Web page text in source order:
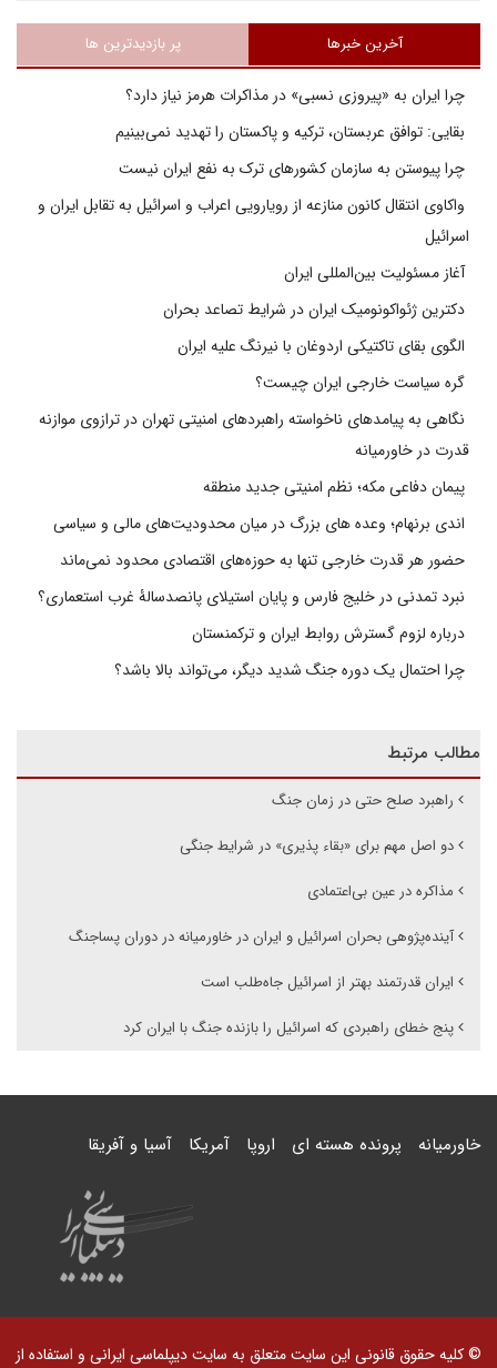
آخرین خبرها پر بازدیدترین ها
چرا ایران به «پیروزی نسبی» در مذاکرات هرمز نیاز دارد؟
بقایی: توافق عربستان، ترکیه و پاکستان را تهدید نمی‌بینیم
چرا پیوستن به سازمان کشورهای ترک به نفع ایران نیست
واکاوی انتقال کانون منازعه از رویارویی اعراب و اسرائیل به تقابل ایران و
اسرائیل
آغاز مسئولیت بین‌المللی ایران
دکترین ژئواکونومیک ایران در شرایط تصاعد بحران
الگوی بقای تاکتیکی اردوغان با نیرنگ علیه ایران
گره سیاست خارجی ایران چیست؟
نگاهی به پیامدهای ناخواسته راهبردهای امنیتی تهران در ترازوی موازنه
قدرت در خاورمیانه
پیمان دفاعی مکه؛ نظم امنیتی جدید منطقه
اندی برنهام؛ وعده های بزرگ در میان محدودیت‌های مالی و سیاسی
حضور هر قدرت خارجی تنها به حوزه‌های اقتصادی محدود نمی‌ماند
نبرد تمدنی در خلیج فارس و پایان استیلای پانصدسالۀ غرب استعماری؟
درباره لزوم گسترش روابط ایران و ترکمنستان
چرا احتمال یک دوره جنگ شدید دیگر، می‌تواند بالا باشد؟
مطالب مرتبط
راهبرد صلح حتی در زمان جنگ
دو اصل مهم برای «بقاء پذیری» در شرایط جنگی
مذاکره در عین بی‌اعتمادی
آینده‌پژوهی بحران اسرائیل و ایران در خاورمیانه در دوران پساجنگ
ایران قدرتمند بهتر از اسرائیل جاه‌طلب است
پنج خطای راهبردی که اسرائیل را بازنده جنگ با ایران کرد
خاورمیانه پرونده هسته ای اروپا آمریکا آسیا و آفریقا
© کلیه حقوق قانونی این سایت متعلق به سایت دیپلماسی ایرانی و استفاده از